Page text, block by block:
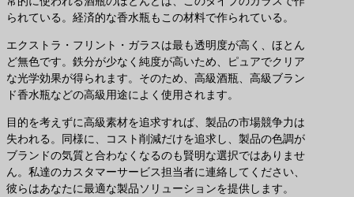
られている。経済的な香水瓶もこの材料で作られている。
エクストラ・フリント・ガラスは最も透明度が高く、ほとん
ど無色です。鉄分が少なく純度が高いため、ピュアでクリア
な光学効果が得られます。そのため、高級酒瓶、高級ブラン
ド香水瓶などの高級用途によく使用されます。
目的を考えずに高級素材を追求すれば、製品の市場競争力は
失われる。同様に、コスト削減だけを追求し、製品の色調が
ブランドの気質と合わなくなるのも賢明な選択ではありませ
ん。私達のカスタマーサービス担当者に連絡してください、
彼らはあなたに最適な製品ソリューションを提供します。